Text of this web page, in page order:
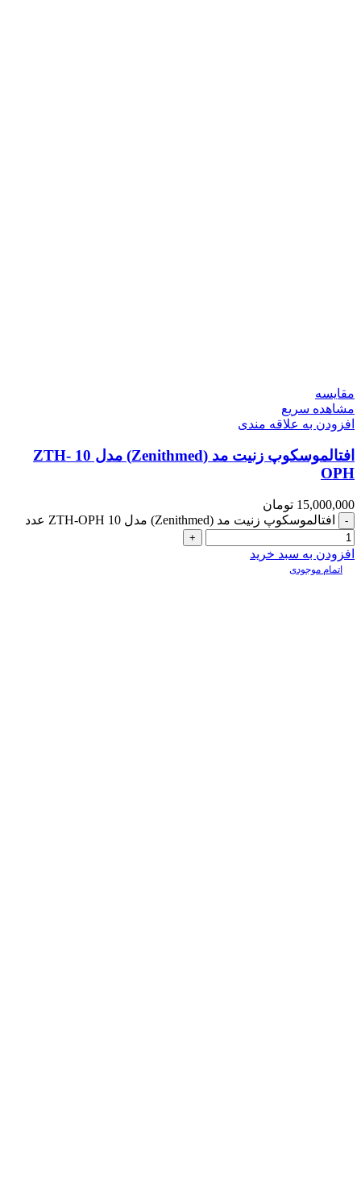
مقایسه
مشاهده سریع
افزودن به علاقه مندی
افتالموسکوپ زنیت مد (Zenithmed) مدل 10 ZTH-
OPH
15,000,000 تومان
افتالموسکوپ زنیت مد (Zenithmed) مدل 10 ZTH-OPH عدد
افزودن به سبد خرید
اتمام موجودی